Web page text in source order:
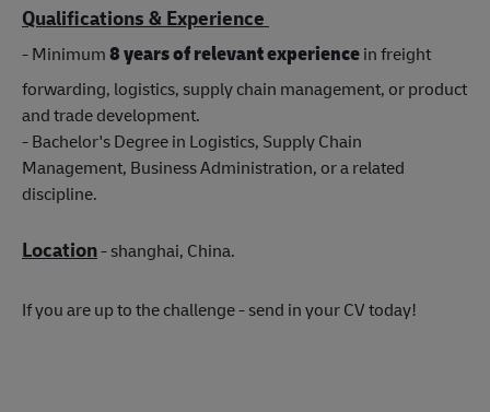
Qualifications & Experience
- Minimum8 years of relevant experiencein freight
forwarding, logistics, supply chain management, or product
and trade development.
- Bachelor's Degree in Logistics, Supply Chain
Management, Business Administration, or a related
discipline.
Location- shanghai, China.
If you are up to the challenge - send in your CV today!